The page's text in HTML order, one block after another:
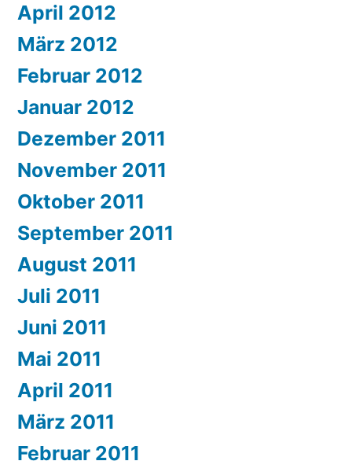
April 2012
März 2012
Februar 2012
Januar 2012
Dezember 2011
November 2011
Oktober 2011
September 2011
August 2011
Juli 2011
Juni 2011
Mai 2011
April 2011
März 2011
Februar 2011